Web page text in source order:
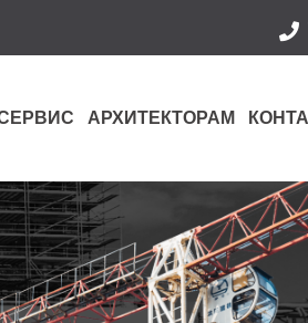
АРХИТЕКТОРАМ